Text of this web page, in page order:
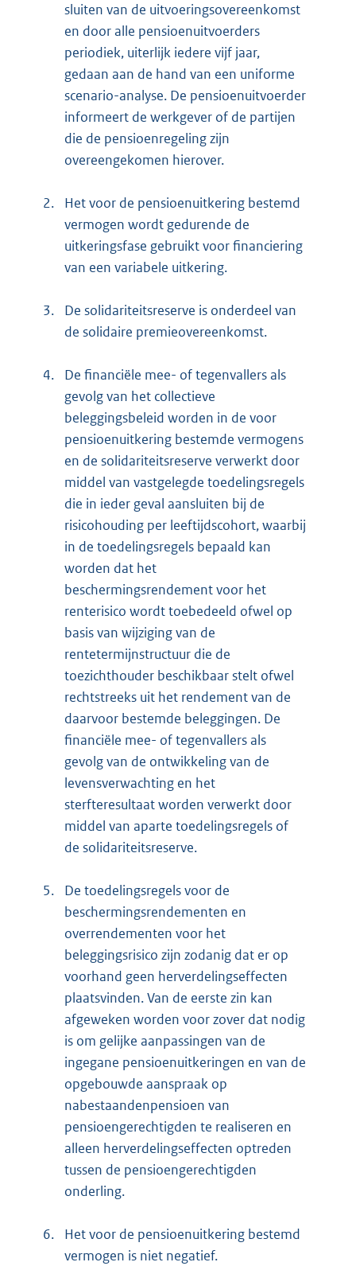
sluiten van de uitvoeringsovereenkomst
en door alle pensioenuitvoerders
periodiek, uiterlijk iedere vijf jaar,
gedaan aan de hand van een uniforme
scenario-analyse. De pensioenuitvoerder
informeert de werkgever of de partijen
die de pensioenregeling zijn
overeengekomen hierover.
2.
Het voor de pensioenuitkering bestemd
vermogen wordt gedurende de
uitkeringsfase gebruikt voor financiering
van een variabele uitkering.
3.
De solidariteitsreserve is onderdeel van
de solidaire premieovereenkomst.
4.
De financiële mee- of tegenvallers als
gevolg van het collectieve
beleggingsbeleid worden in de voor
pensioenuitkering bestemde vermogens
en de solidariteitsreserve verwerkt door
middel van vastgelegde toedelingsregels
die in ieder geval aansluiten bij de
risicohouding per leeftijdscohort, waarbij
in de toedelingsregels bepaald kan
worden dat het
beschermingsrendement voor het
renterisico wordt toebedeeld ofwel op
basis van wijziging van de
rentetermijnstructuur die de
toezichthouder beschikbaar stelt ofwel
rechtstreeks uit het rendement van de
daarvoor bestemde beleggingen. De
financiële mee- of tegenvallers als
gevolg van de ontwikkeling van de
levensverwachting en het
sterfteresultaat worden verwerkt door
middel van aparte toedelingsregels of
de solidariteitsreserve.
5.
De toedelingsregels voor de
beschermingsrendementen en
overrendementen voor het
beleggingsrisico zijn zodanig dat er op
voorhand geen herverdelingseffecten
plaatsvinden. Van de eerste zin kan
afgeweken worden voor zover dat nodig
is om gelijke aanpassingen van de
ingegane pensioenuitkeringen en van de
opgebouwde aanspraak op
nabestaandenpensioen van
pensioengerechtigden te realiseren en
alleen herverdelingseffecten optreden
tussen de pensioengerechtigden
onderling.
6.
Het voor de pensioenuitkering bestemd
vermogen is niet negatief.